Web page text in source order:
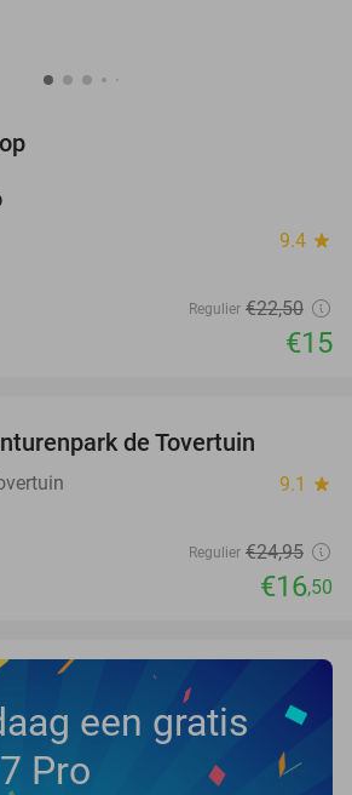
9.4 star
Regulier €22,50
€15
de Tovertuin
9.1 star
Regulier €24,95
€16,50
een gratis
Pro